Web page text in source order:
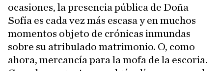
ocasiones, la presencia pública de Doña
Sofía es cada vez más escasa y en muchos
momentos objeto de crónicas inmundas
sobre su atribulado matrimonio. O, como
ahora, mercancía para la mofa de la escoria.